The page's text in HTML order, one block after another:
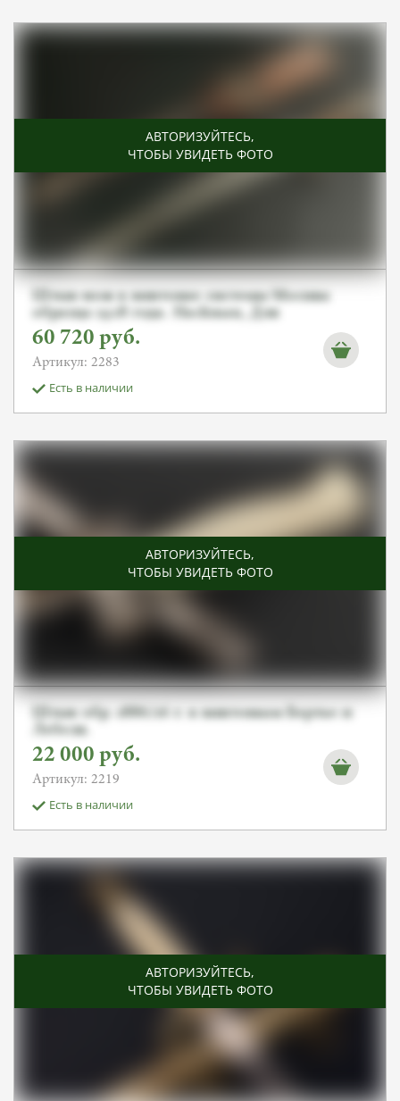
АВТОРИЗУЙТЕСЬ,
ЧТОБЫ УВИДЕТЬ ФОТО
Штык-нож к винтовке системы Мосина
образца 1928 года. Hackman, Для
ШЮЦКОРА! От Алексея С.
60 720 руб.
Артикул: 2283
Есть в наличии
АВТОРИЗУЙТЕСЬ,
ЧТОБЫ УВИДЕТЬ ФОТО
Штык обр. 1886/16 г. к винтовкам Бертье и
Лебеля.
22 000 руб.
Артикул: 2219
Есть в наличии
АВТОРИЗУЙТЕСЬ,
ЧТОБЫ УВИДЕТЬ ФОТО